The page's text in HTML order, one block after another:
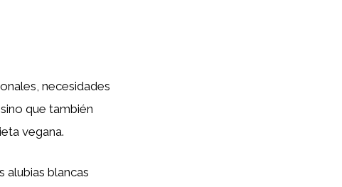
necesidades
que también
vegana.
alubias blancas